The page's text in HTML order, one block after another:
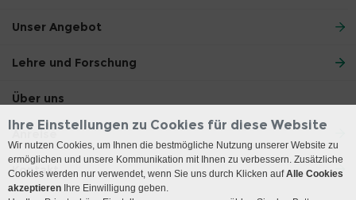
Unser Angebot
Lehre und Forschung
Über uns
Kontakt
Ihre Einstellungen zu Cookies für diese Website
Wir nutzen Cookies, um Ihnen die bestmögliche Nutzung unserer Website zu
ermöglichen und unsere Kommunikation mit Ihnen zu verbessern. Zusätzliche
Cookies werden nur verwendet, wenn Sie uns durch Klicken aufAlle Cookies
akzeptieren Ihre Einwilligung geben.